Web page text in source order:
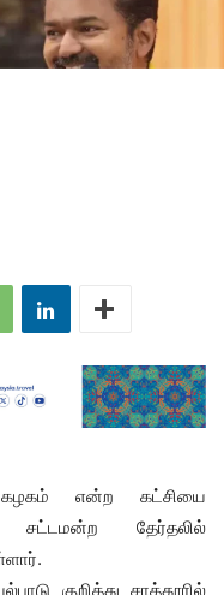
என்ற கட்சியை
தேர்தலில்
குறித்து சாத்தூரில்